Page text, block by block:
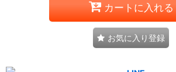
カートに入れる
お気に入り登録